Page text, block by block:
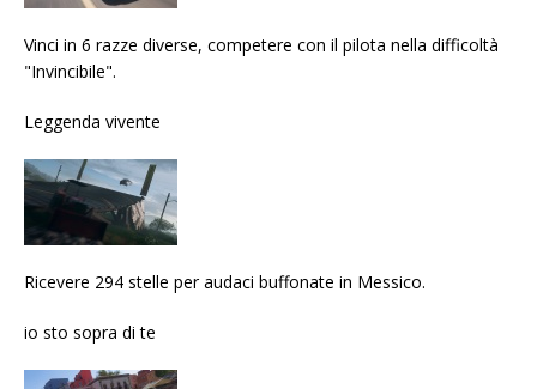
Vinci in 6 razze diverse, competere con il pilota nella difficoltà
"Invincibile".
Leggenda vivente
Ricevere 294 stelle per audaci buffonate in Messico.
io sto sopra di te